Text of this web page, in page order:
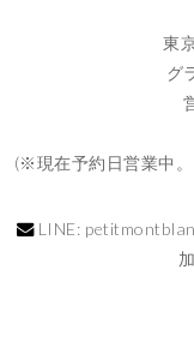
東
グ
(※現在予約日営業中
LINE: